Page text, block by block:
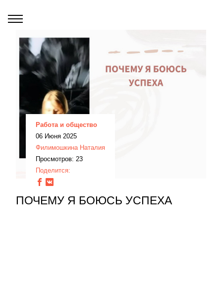
Работа и общество
06 Июня 2025
Филимошкина Наталия
Просмотров: 23
Поделится:
ПОЧЕМУ Я БОЮСЬ УСПЕХА